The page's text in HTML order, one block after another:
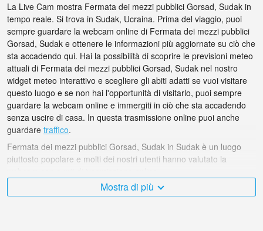
La Live Cam mostra Fermata dei mezzi pubblici Gorsad, Sudak in
tempo reale. Si trova in Sudak, Ucraina. Prima del viaggio, puoi
sempre guardare la webcam online di Fermata dei mezzi pubblici
Gorsad, Sudak e ottenere le informazioni più aggiornate su ciò che
sta accadendo qui. Hai la possibilità di scoprire le previsioni meteo
attuali di Fermata dei mezzi pubblici Gorsad, Sudak nel nostro
widget meteo interattivo e scegliere gli abiti adatti se vuoi visitare
questo luogo e se non hai l'opportunità di visitarlo, puoi sempre
guardare la webcam online e immergiti in ciò che sta accadendo
senza uscire di casa. In questa trasmissione online puoi anche
guardare traffico.
Fermata dei mezzi pubblici Gorsad, Sudak in Sudak è un luogo
piuttosto popolare e molti dei nostri utenti hanno valutato la
Il Ucraina è molto vario e ci sono moltissimi posti che mi
Mostra di più